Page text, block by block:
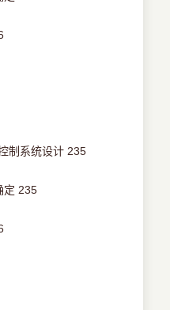
制系统设计 235
定 235